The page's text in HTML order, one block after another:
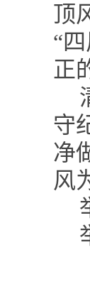
顶
“
正
守
净
风